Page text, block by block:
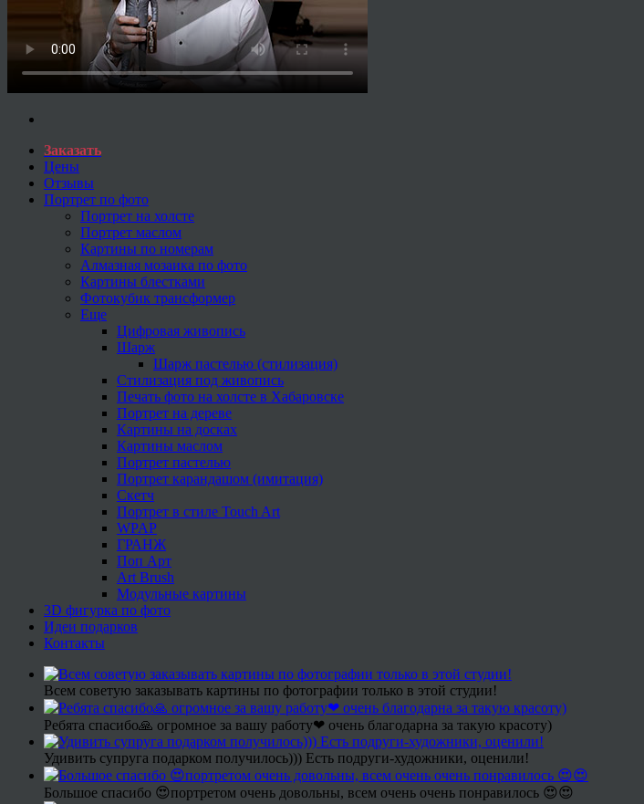
Заказать
Цены
Отзывы
Портрет по фото
Портрет на холсте
Портрет маслом
Картины по номерам
Алмазная мозаика по фото
Картины блестками
Фотокубик трансформер
Еще
Цифровая живопись
Шарж
Шарж пастелью (стилизация)
Стилизация под живопись
Печать фото на холсте в Хабаровске
Портрет на дереве
Картины на досках
Картины маслом
Портрет пастелью
Портрет карандашом (имитация)
Скетч
Портрет в стиле Touch Art
WPAP
ГРАНЖ
Поп Арт
Art Brush
Модульные картины
3D фигурка по фото
Идеи подарков
Контакты
Всем советую заказывать картины по фотографии только в этой студии!
Ребята спасибо🙏 огромное за вашу работу❤ очень благодарна за такую красоту)
Удивить супруга подарком получилось))) Есть подруги-художники, оценили!
Большое спасибо 😍портретом очень довольны, всем очень очень понравилось 😍😍